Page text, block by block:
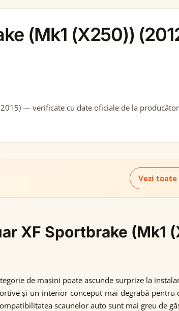
(Mk1 (X250))
— verificate cu date oficiale de la
Vezi
XF Sportbrake (Mk1
de mașini poate ascunde surprize la
și un interior conceput mai degrabă
scaunelor auto sunt mai greu de